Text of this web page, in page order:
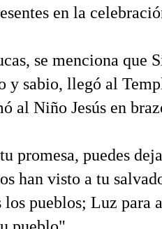
en la
se menciona que
y sabio, llegó al
al Niño Jesús en
promesa, puedes
han visto a tu
los pueblos; Luz para